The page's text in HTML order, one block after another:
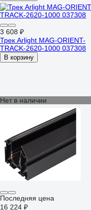
3 608 ₽
Трек Arlight MAG-ORIENT-
TRACK-2620-1000 037308
В корзину
Нет в наличии
Последняя цена
16 224 ₽